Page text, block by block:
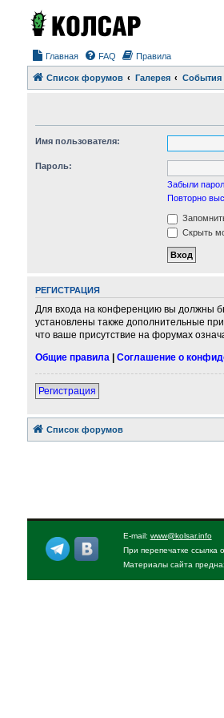
Главная FAQ Правила
Список форумов Галерея События
Имя пользователя:
Пароль:
Забыли
Повторно
Скрыть
РЕГИСТРАЦИЯ
Для входа на конференцию вы должны
установлены также дополнительные
что ваше присутствие на форумах
Общие правила | Соглашение о
Регистрация
Список форумов
E-mail: www@kolsar.info
При перепечатке ссылка
Материалы сайта